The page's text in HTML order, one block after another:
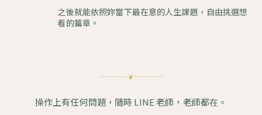
之後就能依照妳當下最在意的人生課題，自由挑選想
看的篇章。
❦
操作上有任何問題，隨時 LINE 老師，老師都在。